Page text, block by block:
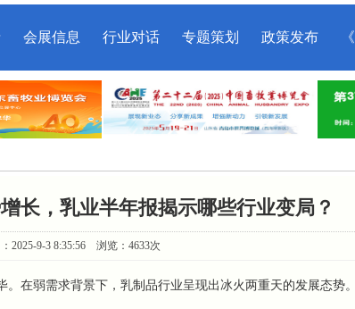
会展信息 行业对话 专题策划 政策发布
长，乳业半年报揭示哪些行业变局？
2025-9-3 8:35:56 浏览：4633次
弱需求背景下，乳制品行业呈现出冰火两重天的发展态势。